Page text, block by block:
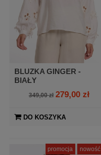
BLUZKA GINGER -
BIAŁY
349,00 zł 279,00 zł
DO KOSZYKA
promocja nowość